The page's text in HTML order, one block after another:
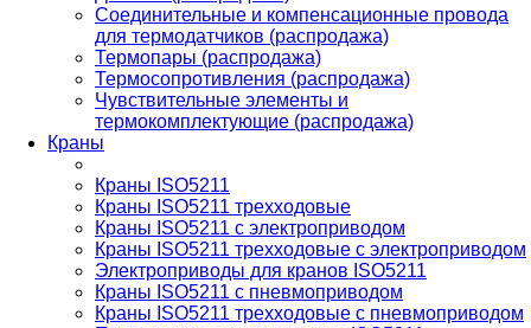
Соединительные и компенсационные провода
для термодатчиков (распродажа)
Термопары (распродажа)
Термосопротивления (распродажа)
Чувствительные элементы и
термокомплектующие (распродажа)
Краны
Краны ISO5211
Краны ISO5211 трехходовые
Краны ISO5211 с электроприводом
Краны ISO5211 трехходовые с электроприводом
Электроприводы для кранов ISO5211
Краны ISO5211 с пневмоприводом
Краны ISO5211 трехходовые с пневмоприводом